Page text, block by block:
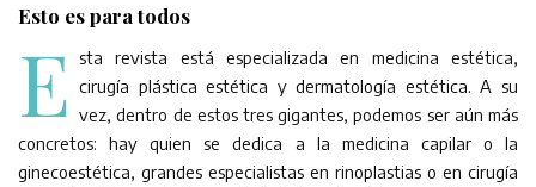
Esto es para todos
E
sta revista está especializada en medicina estética,
cirugía plástica estética y dermatología estética. A su
vez, dentro de estos tres gigantes, podemos ser aún más
concretos: hay quien se dedica a la medicina capilar o la
ginecoestética, grandes especialistas en rinoplastias o en cirugía